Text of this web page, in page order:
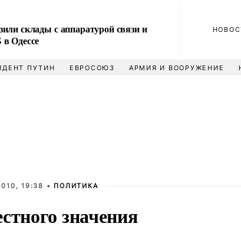
склады с аппаратурой связи и
Одессе
ПУТИН ЕВРОСОЮЗ АРМИЯ И ВООРУЖЕНИЕ
19:38 • ПОЛИТИКА
значения